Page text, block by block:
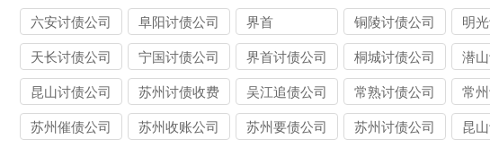
六安讨债公司 阜阳讨债公司 界首 铜陵讨债公司 明
天长讨债公司 宁国讨债公司 界首讨债公司 桐城讨债公司 潜
昆山讨债公司 苏州讨债收费 吴江追债公司 常熟讨债公司 常
苏州催债公司 苏州收账公司 苏州要债公司 苏州讨债公司 昆